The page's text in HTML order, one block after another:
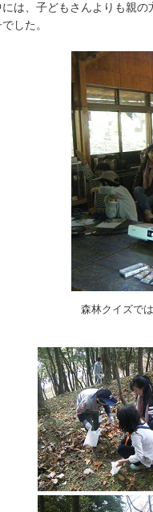
は、子どもさんよりも親の
した。
森林クイズで